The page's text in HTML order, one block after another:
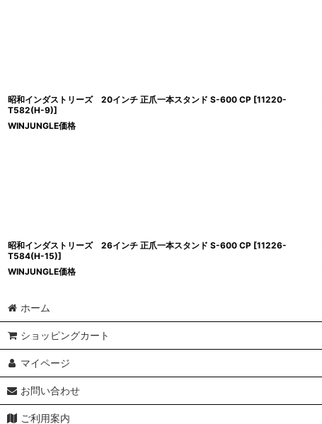
昭和インダストリーズ 20インチ 正爪一本スタンド S-600 CP [11220-
T582(H-9)]
WINJUNGLE価格
昭和インダストリーズ 26インチ 正爪一本スタンド S-600 CP [11226-
T584(H-15)]
WINJUNGLE価格
ホーム
ショッピングカート
マイページ
お問い合わせ
ご利用案内